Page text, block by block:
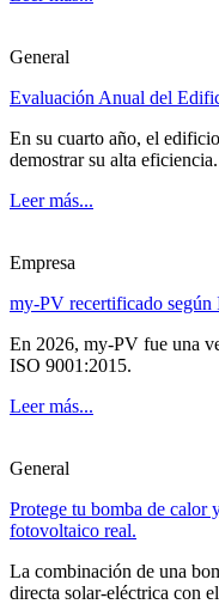
General
Evaluación Anual del
En su cuarto año, el
demostrar su alta eficiencia.
Leer más...
Empresa
my-PV recertificado según
En 2026, my-PV fue una
ISO 9001:2015.
Leer más...
General
Protege tu bomba de calor
fotovoltaico real.
La combinación de una
directa solar-eléctrica con